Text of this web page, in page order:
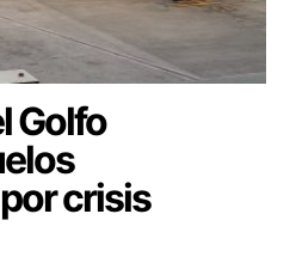
Golfo
crisis